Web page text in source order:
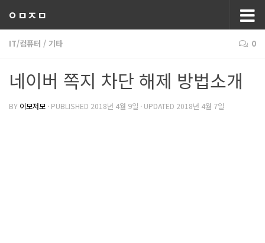
ㅇㅁㅈㅁ
IT/컴퓨터 / 기타 0
네이버 쪽지 차단 해제 방법소개
BY 이모저모 · PUBLISHED 2018년 4월 9일 · UPDATED 2018년 4월 7일